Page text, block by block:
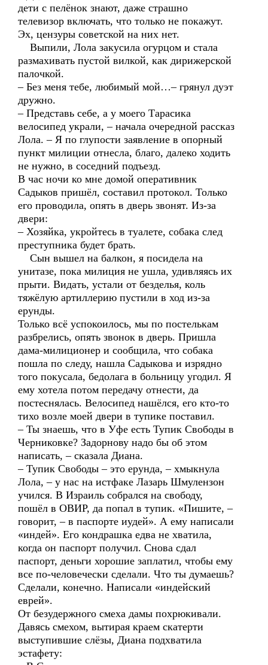
дети с пелёнок знают, даже страшно
телевизор включать, что только не покажут.
Эх, цензуры советской на них нет.
Выпили, Лола закусила огурцом и стала
размахивать пустой вилкой, как дирижерской
палочкой.
– Без меня тебе, любимый мой…– грянул дуэт
дружно.
– Представь себе, а у моего Тарасика
велосипед украли, – начала очередной рассказ
Лола. – Я по глупости заявление в опорный
пункт милиции отнесла, благо, далеко ходить
не нужно, в соседний подъезд.
В час ночи ко мне домой оперативник
Садыков пришёл, составил протокол. Только
его проводила, опять в дверь звонят. Из-за
двери:
– Хозяйка, укройтесь в туалете, собака след
преступника будет брать.
Сын вышел на балкон, я посидела на
унитазе, пока милиция не ушла, удивляясь их
прыти. Видать, устали от безделья, коль
тяжёлую артиллерию пустили в ход из-за
ерунды.
Только всё успокоилось, мы по постелькам
разбрелись, опять звонок в дверь. Пришла
дама-милиционер и сообщила, что собака
пошла по следу, нашла Садыкова и изрядно
того покусала, бедолага в больницу угодил. Я
ему хотела потом передачу отнести, да
постеснялась. Велосипед нашёлся, его кто-то
тихо возле моей двери в тупике поставил.
– Ты знаешь, что в Уфе есть Тупик Свободы в
Черниковке? Задорнову надо бы об этом
написать, – сказала Диана.
– Тупик Свободы – это ерунда, – хмыкнула
Лола, – у нас на истфаке Лазарь Шмулензон
учился. В Израиль собрался на свободу,
пошёл в ОВИР, да попал в тупик. «Пишите, –
говорит, – в паспорте иудей». А ему написали
«индей». Его кондрашка едва не хватила,
когда он паспорт получил. Снова сдал
паспорт, деньги хорошие заплатил, чтобы ему
все по-человечески сделали. Что ты думаешь?
Сделали, конечно. Написали «индейский
еврей».
От безудержного смеха дамы похрюкивали.
Давясь смехом, вытирая краем скатерти
выступившие слёзы, Диана подхватила
эстафету: